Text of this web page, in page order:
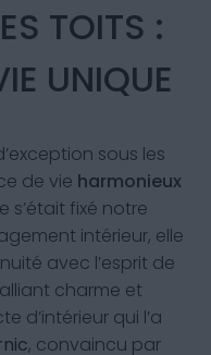
TOITS :
UNIQUE
sous les
de vie harmonieux
s’était fixé notre
intérieur, elle
avec l’esprit de
charme et
d’intérieur qui l’a
, convaincu par